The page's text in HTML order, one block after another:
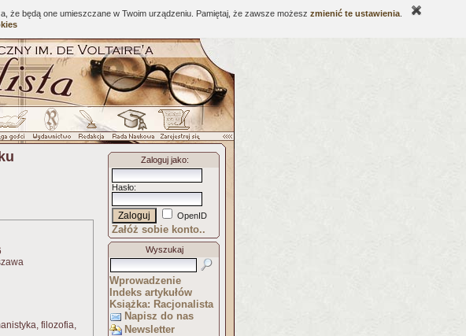
że będą one umieszczane w Twoim urządzeniu. Pamiętaj, że zawsze możesz zmienić te ustawienia
filozofia,
Zaloguj jako:
Hasło:
OpenID
Załóż sobie konto..
Wyszukaj
Wprowadzenie
Indeks artykułów
Książka: Racjonalista
Napisz do nas
Newsletter